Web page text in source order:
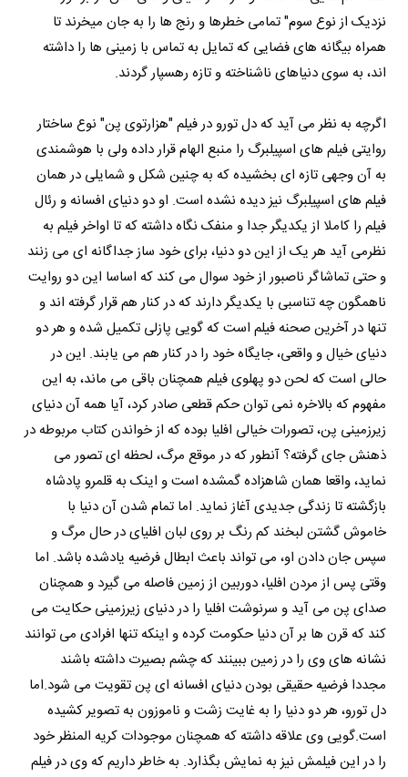
نزدیک از نوع سوم" تمامی خطرها و رنج ها را به جان میخرند تا
همراه بیگانه های فضایی که تمایل به تماس با زمینی ها را داشته
اند، به سوی دنیاهای ناشناخته و تازه رهسپار گردند.
اگرچه به نظر می آید که دل تورو در فیلم "هزارتوی پن" نوع ساختار
روایتی فیلم های اسپیلبرگ را منبع الهام قرار داده ولی با هوشمندی
به آن وجهی تازه ای بخشیده که به چنین شکل و شمایلی در همان
فیلم های اسپیلبرگ نیز دیده نشده است. او دو دنیای افسانه و رئال
فیلم را کاملا از یکدیگر جدا و منفک نگاه داشته که تا اواخر فیلم به
نظرمی آید هر یک از این دو دنیا، برای خود ساز جداگانه ای می زنند
و حتی تماشاگر ناصبور از خود سوال می کند که اساسا این دو روایت
ناهمگون چه تناسبی با یکدیگر دارند که در کنار هم قرار گرفته اند و
تنها در آخرین صحنه فیلم است که گویی پازلی تکمیل شده و هر دو
دنیای خیال و واقعی، جایگاه خود را در کنار هم می یابند. این در
حالی است که لحن دو پهلوی فیلم همچنان باقی می ماند، به این
مفهوم که بالاخره نمی توان حکم قطعی صادر کرد، آیا همه آن دنیای
زیرزمینی پن، تصورات خیالی افلیا بوده که از خواندن کتاب مربوطه در
ذهنش جای گرفته؟ آنطور که در موقع مرگ، لحظه ای تصور می
نماید، واقعا همان شاهزاده گمشده است و اینک به قلمرو پادشاه
بازگشته تا زندگی جدیدی آغاز نماید. اما تمام شدن آن دنیا با
خاموش گشتن لبخند کم رنگ بر روی لبان افلیای در حال مرگ و
سپس جان دادن او، می تواند باعث ابطال فرضیه یادشده باشد. اما
وقتی پس از مردن افلیا، دوربین از زمین فاصله می گیرد و همچنان
صدای پن می آید و سرنوشت افلیا را در دنیای زیرزمینی حکایت می
کند که قرن ها بر آن دنیا حکومت کرده و اینکه تنها افرادی می توانند
نشانه های وی را در زمین ببینند که چشم بصیرت داشته باشند
مجددا فرضیه حقیقی بودن دنیای افسانه ای پن تقویت می شود.اما
دل تورو، هر دو دنیا را به غایت زشت و ناموزون به تصویر کشیده
است.گویی وی علاقه داشته که همچنان موجودات کریه المنظر خود
را در این فیلمش نیز به نمایش بگذارد. به خاطر داریم که وی در فیلم